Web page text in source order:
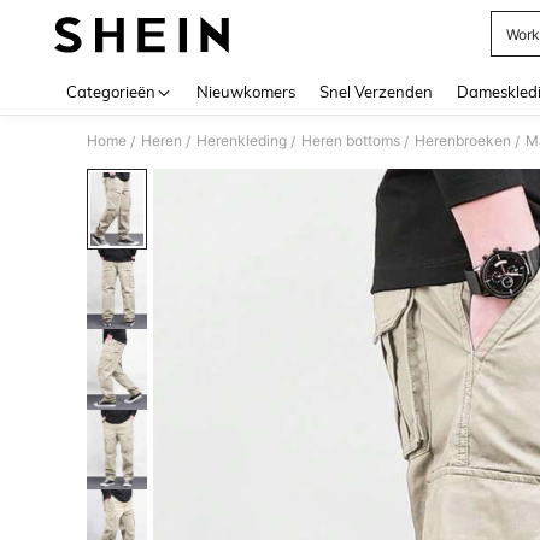
Categorieën Nieuwkomers Snel Verzenden
Home / Heren / Herenkleding / Heren bottoms / Herenbroeken /